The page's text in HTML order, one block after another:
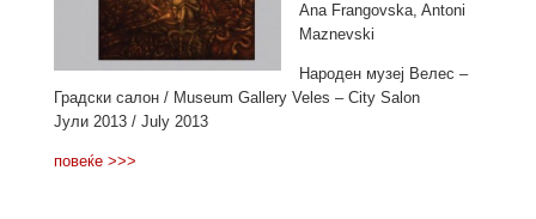
Ana Frangovska, Antoni
Maznevski
Народен музеј Велес –
Градски салон / Museum Gallery Veles – City Salon
Јули 2013 / July 2013
повеќе >>>